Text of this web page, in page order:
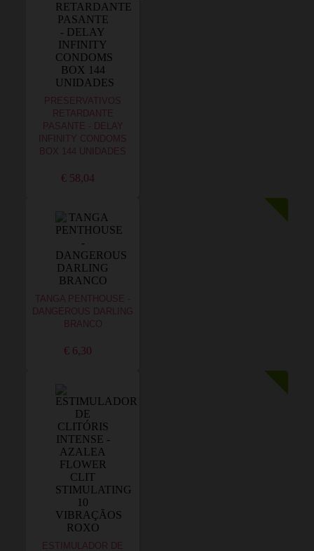
PRESERVATIVOS
RETARDANTE
PASANTE - DELAY
INFINITY CONDOMS
BOX 144 UNIDADES
€ 58,04
TANGA PENTHOUSE -
DANGEROUS DARLING
BRANCO
€ 6,30
ESTIMULADOR DE